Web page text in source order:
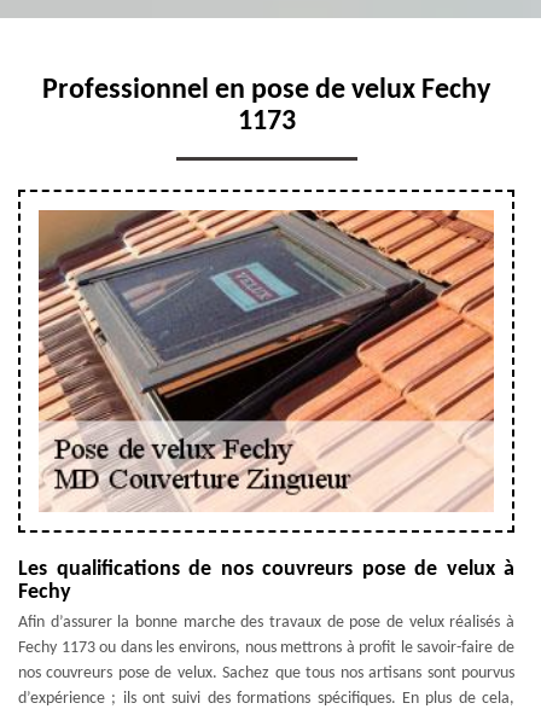
Professionnel en pose de velux Fechy
1173
Les qualifications de nos couvreurs pose de velux à
Fechy
Afin d’assurer la bonne marche des travaux de pose de velux réalisés à
Fechy 1173 ou dans les environs, nous mettrons à profit le savoir-faire de
nos couvreurs pose de velux. Sachez que tous nos artisans sont pourvus
d’expérience ; ils ont suivi des formations spécifiques. En plus de cela,